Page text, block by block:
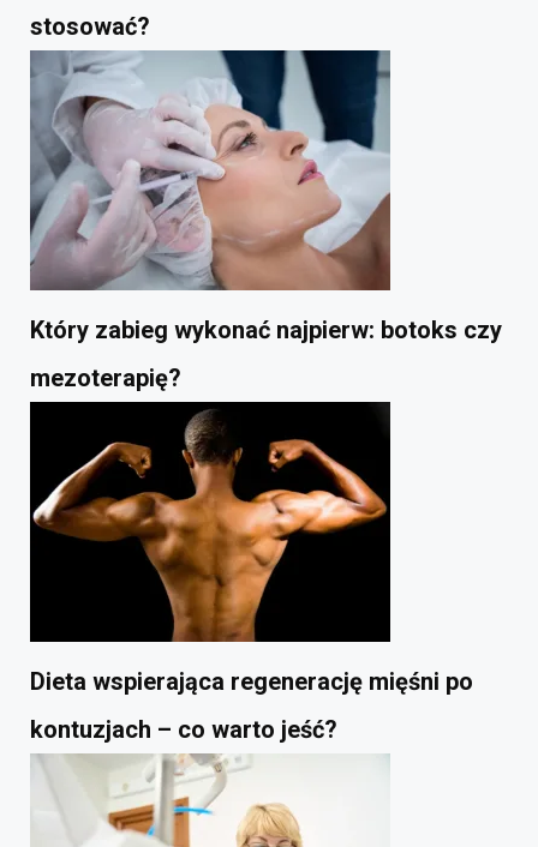
stosować?
Który zabieg wykonać najpierw: botoks czy
mezoterapię?
Dieta wspierająca regenerację mięśni po
kontuzjach – co warto jeść?